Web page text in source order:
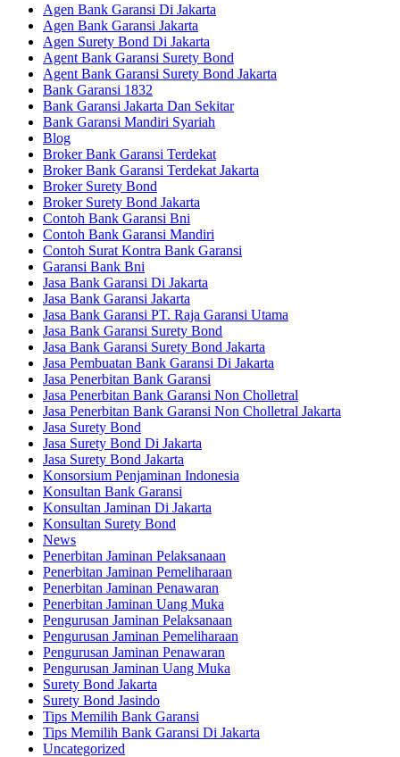
Agen Bank Garansi Di Jakarta
Agen Bank Garansi Jakarta
Agen Surety Bond Di Jakarta
Agent Bank Garansi Surety Bond
Agent Bank Garansi Surety Bond Jakarta
Bank Garansi 1832
Bank Garansi Jakarta Dan Sekitar
Bank Garansi Mandiri Syariah
Blog
Broker Bank Garansi Terdekat
Broker Bank Garansi Terdekat Jakarta
Broker Surety Bond
Broker Surety Bond Jakarta
Contoh Bank Garansi Bni
Contoh Bank Garansi Mandiri
Contoh Surat Kontra Bank Garansi
Garansi Bank Bni
Jasa Bank Garansi Di Jakarta
Jasa Bank Garansi Jakarta
Jasa Bank Garansi PT. Raja Garansi Utama
Jasa Bank Garansi Surety Bond
Jasa Bank Garansi Surety Bond Jakarta
Jasa Pembuatan Bank Garansi Di Jakarta
Jasa Penerbitan Bank Garansi
Jasa Penerbitan Bank Garansi Non Cholletral
Jasa Penerbitan Bank Garansi Non Cholletral Jakarta
Jasa Surety Bond
Jasa Surety Bond Di Jakarta
Jasa Surety Bond Jakarta
Konsorsium Penjaminan Indonesia
Konsultan Bank Garansi
Konsultan Jaminan Di Jakarta
Konsultan Surety Bond
News
Penerbitan Jaminan Pelaksanaan
Penerbitan Jaminan Pemeliharaan
Penerbitan Jaminan Penawaran
Penerbitan Jaminan Uang Muka
Pengurusan Jaminan Pelaksanaan
Pengurusan Jaminan Pemeliharaan
Pengurusan Jaminan Penawaran
Pengurusan Jaminan Uang Muka
Surety Bond Jakarta
Surety Bond Jasindo
Tips Memilih Bank Garansi
Tips Memilih Bank Garansi Di Jakarta
Uncategorized